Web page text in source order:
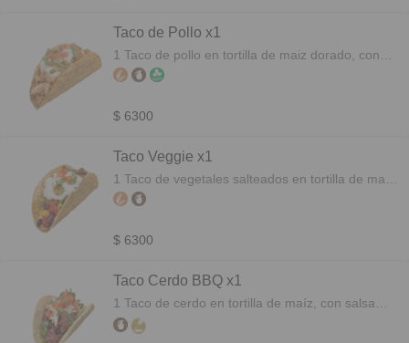
Taco de Pollo x1
1 Taco de pollo en tortilla de maiz dorado, con
crema ácida, mozzarella, lechuga y salsa roja.
$ 6300
Taco Veggie x1
1 Taco de vegetales salteados en tortilla de maiz
dorado, con crema ácida, mozzarella, lechuga y
$ 6300
Taco Cerdo BBQ x1
1 Taco de cerdo en tortilla de maíz, con salsa
barbacoa y coleslaw. Porción recomendada 3